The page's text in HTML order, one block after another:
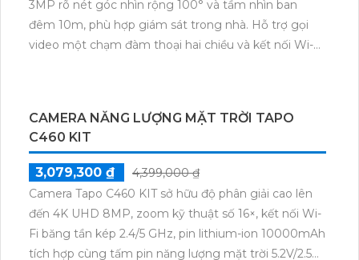
CAMERA AI NĂNG LƯỢNG MẶT TRỜI TAPO
C400 KIT
1,399,300 ₫
1,999,000 ₫
Tapo C400 KIT với độ phân giải Full HD 1080P, pin
lithium-ion 5200mAh tích hợp kết hợp tấm pin mặt
trời 5,2V/2,5W, hoạt động trên băng tần 2,4 GHz, hỗ
trợ tầm nhìn ban đêm có màu lên đến 9m, phát hiện